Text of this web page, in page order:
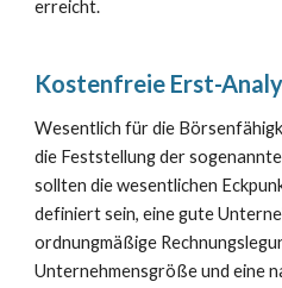
erreicht.
Kostenfreie Erst-
Wesentlich für die
die Feststellung der
sollten die wesentlichen
definiert sein, eine gute
ordnungmäßige
Unternehmensgröße und eine